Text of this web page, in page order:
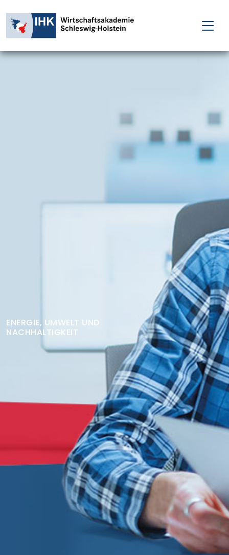
FÜR EINZELPERSONEN
SUCHEN
ENERGIE, UMWELT UND
NACHHALTIGKEIT